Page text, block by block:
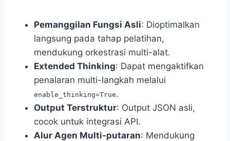
Pemanggilan Fungsi Asli: Dioptimalkan
langsung pada tahap pelatihan,
mendukung orkestrasi multi-alat.
Extended Thinking: Dapat mengaktifkan
penalaran multi-langkah melalui
enable_thinking=True.
Output Terstruktur: Output JSON asli,
cocok untuk integrasi API.
Alur Agen Multi-putaran: Mendukung